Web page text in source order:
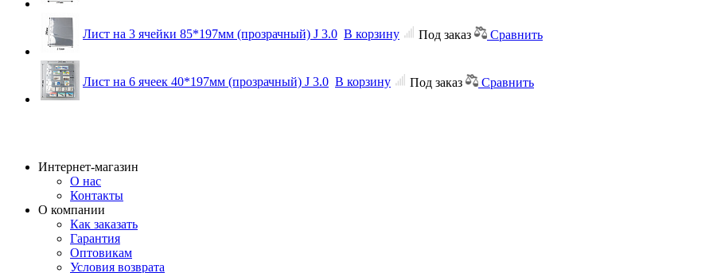
Лист на 3 ячейки 85*197мм (прозрачный) J 3.0 В корзину Под заказ Сравнить
Лист на 6 ячеек 40*197мм (прозрачный) J 3.0 В корзину Под заказ Сравнить
Интернет-магазин
О нас
Контакты
О компании
Как заказать
Гарантия
Оптовикам
Условия возврата